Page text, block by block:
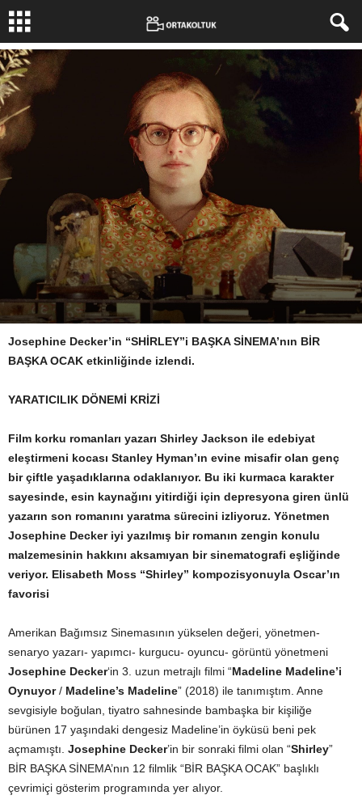
Yazar: VİKTOR APALAÇİ- 4 Ocak 2021 1883 2
Josephine Decker’in “SHİRLEY”i BAŞKA SİNEMA’nın BİR
BAŞKA OCAK etkinliğinde izlendi.
YARATICILIK DÖNEMİ KRİZİ
Film korku romanları yazarı Shirley Jackson ile edebiyat
eleştirmeni kocası Stanley Hyman’ın evine misafir olan genç
bir çiftle yaşadıklarına odaklanıyor. Bu iki kurmaca karakter
sayesinde, esin kaynağını yitirdiği için depresyona giren ünlü
yazarın son romanını yaratma sürecini izliyoruz. Yönetmen
Josephine Decker iyi yazılmış bir romanın zengin konulu
malzemesinin hakkını aksamıyan bir sinematografi eşliğinde
veriyor. Elisabeth Moss “Shirley” kompozisyonuyla Oscar’ın
favorisi
Amerikan Bağımsız Sinemasının yükselen değeri, yönetmen-
senaryo yazarı- yapımcı- kurgucu- oyuncu- görüntü yönetmeni
Josephine Decker‘in 3. uzun metrajlı filmi “Madeline Madeline’i
Oynuyor/ Madeline’s Madeline” (2018) ile tanımıştım. Anne
sevgisiyle boğulan, tiyatro sahnesinde bambaşka bir kişiliğe
bürünen 17 yaşındaki dengesiz Madeline’in öyküsü beni pek
açmamıştı. Josephine Decker’in bir sonraki filmi olan “Shirley”
BİR BAŞKA SİNEMA’nın 12 filmlik “BİR BAŞKA OCAK” başlıklı
çevrimiçi gösterim programında yer alıyor.